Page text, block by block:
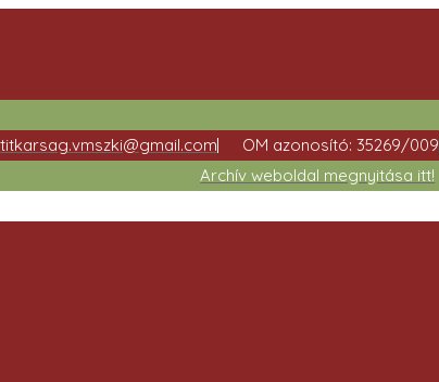
titkarsag.vmszki@gmail.com OM azonosító: 35269/009
Archív weboldal megnyitása itt!